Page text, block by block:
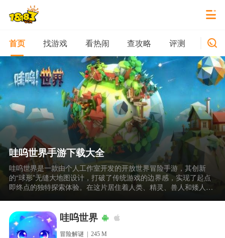
首页 找游戏 看热闹 查攻略 评测 新游
哇呜世界手游下载大全
哇呜世界是一款由个人工作室开发的开放世界冒险手游，其创新
的“球形”无缝大地图设计，打破了传统游戏的边界感，实现了起点
即终点的独特探索体验。在这片居住着人类、精灵、兽人和矮人四
款游戏，你可以参考这份哇呜世界手游下载大全。
哇呜世界
冒险解谜 | 245 M